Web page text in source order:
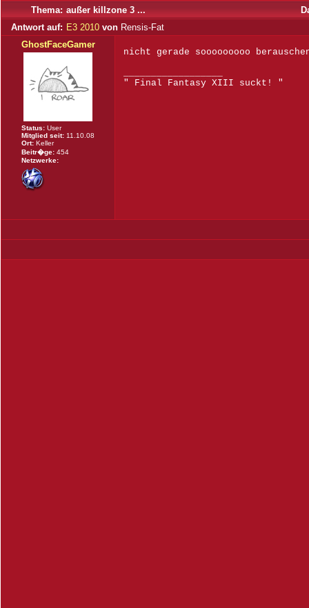
Thema: außer killzone 3 ...
Antwort auf: E3 2010 von Rensis-Fat
GhostFaceGamer
Status: User
Mitglied seit: 11.10.08
Ort: Keller
Beitr�ge: 454
Netzwerke:
nicht gerade sooooooooo
" Final Fantasy XIII suckt! "